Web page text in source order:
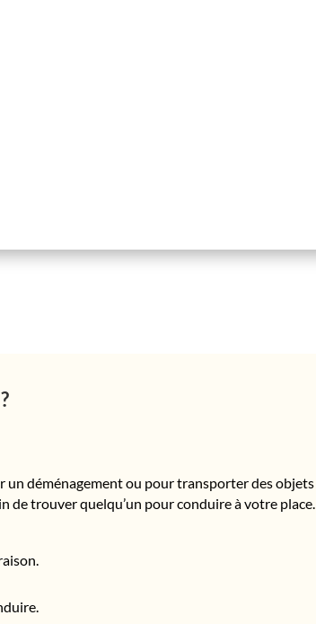
un déménagement ou pour transporter des objets
de trouver quelqu’un pour conduire à votre place.